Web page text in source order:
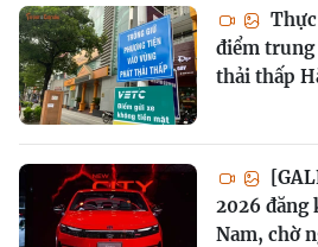
điểm
thải thấp
2026 đăng
Nam, chờ